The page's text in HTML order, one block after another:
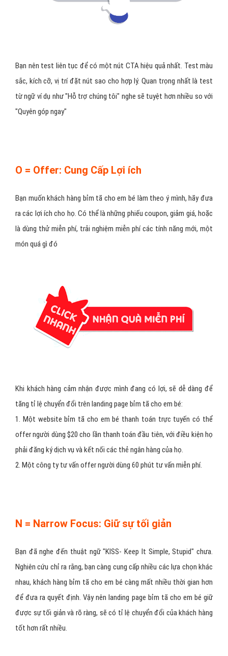
Bạn nên test liên tục để có một nút CTA hiệu quả nhất. Test màu
sắc, kích cỡ, vị trí đặt nút sao cho hợp lý. Quan trọng nhất là test
từ ngữ ví dụ như "Hỗ trợ chúng tôi" nghe sẽ tuyệt hơn nhiều so với
"Quyên góp ngay"
O = Offer: Cung Cấp Lợi ích
Bạn muốn khách hàng bỉm tã cho em bé làm theo ý mình, hãy đưa
ra các lợi ích cho họ. Có thể là những phiếu coupon, giảm giá, hoặc
là dùng thử miễn phí, trải nghiệm miễn phí các tính năng mới, một
món quá gì đó
Khi khách hàng cảm nhận được mình đang có lợi, sẽ dễ dàng để
tăng tỉ lệ chuyển đổi trên landing page bỉm tã cho em bé:
1. Một website bỉm tã cho em bé thanh toán trực tuyến có thể
offer người dùng $20 cho lần thanh toán đầu tiên, với điều kiện họ
phải đăng ký dịch vụ và kết nối các thẻ ngân hàng của họ.
2. Một công ty tư vấn offer người dùng 60 phút tư vấn miễn phí.
N = Narrow Focus: Giữ sự tối giản
Bạn đã nghe đến thuật ngữ "KISS- Keep It Simple, Stupid" chưa.
Nghiên cứu chỉ ra rằng, bạn càng cung cấp nhiều các lựa chọn khác
nhau, khách hàng bỉm tã cho em bé càng mất nhiều thời gian hơn
để đưa ra quyết định. Vậy nên landing page bỉm tã cho em bé giữ
được sự tối giản và rõ ràng, sẽ có tỉ lệ chuyển đổi của khách hàng
tốt hơn rất nhiều.